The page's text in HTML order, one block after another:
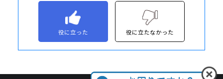
役に立った 役に立たなかった